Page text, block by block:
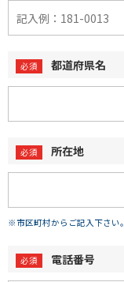
都道府県名
所在地
※市区町村からご記入下さい。
電話番号